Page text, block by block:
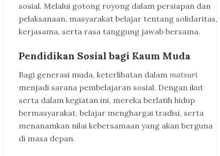
sosial. Melalui gotong royong dalam persiapan dan
pelaksanaan, masyarakat belajar tentang solidaritas,
kerjasama, serta rasa tanggung jawab bersama.
Pendidikan Sosial bagi Kaum Muda
Bagi generasi muda, keterlibatan dalam matsuri
menjadi sarana pembelajaran sosial. Dengan ikut
serta dalam kegiatan ini, mereka berlatih hidup
bermasyarakat, belajar menghargai tradisi, serta
menanamkan nilai kebersamaan yang akan berguna
di masa depan.